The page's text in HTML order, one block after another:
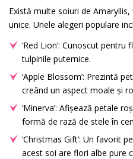
Există multe soiuri de
unice. Unele alegeri populare
‘Red Lion’: Cunoscut
tulpinile puternice.
‘Apple Blossom’: Prezintă
creând un aspect moale și
‘Minerva’: Afișează petale
formă de rază de stele în
‘Christmas Gift’: Un favorit
acest soi are flori albe pure